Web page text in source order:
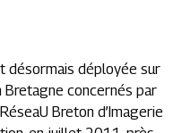
désormais déployée sur
concernés par
Breton d’Imagerie